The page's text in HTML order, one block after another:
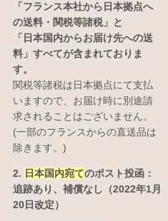
「フランス本社から日本拠点へ
の送料・関税等諸税」と
「日本国内からお届け先への送
料」すべてが含まれておりま
す。
関税等諸税は日本拠点にて支払
いますので、お届け時に別途請
求されることはございません。
(一部のフランスからの直送品は
除きます。)
2. 日本国内宛てのポスト投函：
追跡あり、補償なし（2022年1月
20日改定）